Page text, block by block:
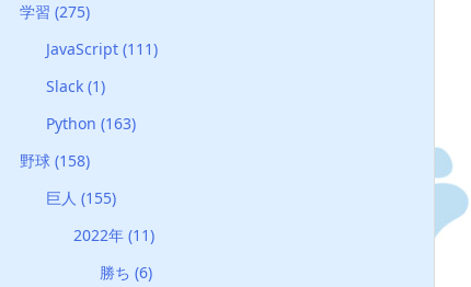
学習 (275)
JavaScript(111)
Slack(1)
Python(163)
野球 (158)
巨人(155)
2022年 (11)
勝ち(6)